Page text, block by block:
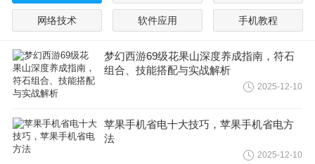
网络技术 软件应用 手机教程
梦幻西游69级花果山深度养成指南，符石
组合、技能搭配与实战解析
2025-12-10
苹果手机省电十大技巧，苹果手机省电方
法
2025-12-10